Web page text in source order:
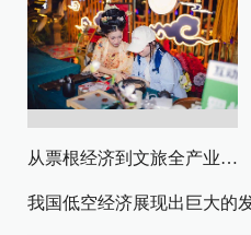
从票根经济到文旅全产业链升级
我国低空经济展现出巨大的